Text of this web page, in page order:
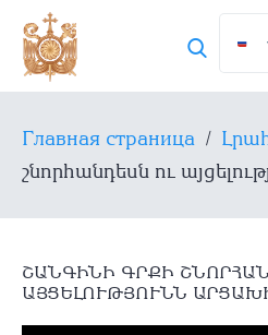
Главная страница /
շնորհանդեսն ու
ՇԱՆԳԻՆԻ ԳՐՔԻ
ԱՅՑԵԼՈՒԹՅՈՒՆՆ